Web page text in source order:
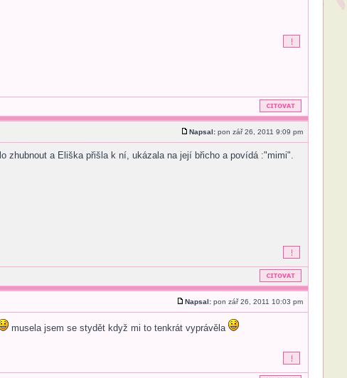
Napsal:pon zář 26, 2011 9:09 pm
zhubnout a Eliška přišla k ní, ukázala na její břicho a povídá :"mimi".
Napsal:pon zář 26, 2011 10:03 pm
musela jsem se stydět když mi to tenkrát vyprávěla